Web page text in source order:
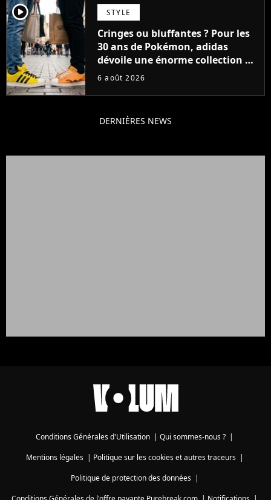
player2 STYLE
Cringes ou bluffantes ? Pour les
30 ans de Pokémon, adidas
dévoile une énorme collection de
sneakers et je ne sais pas quoi en
6 août 2026
DERNIÈRES NEWS
Conditions Générales d'Utilisation | Qui sommes-nous ? |
Mentions légales| Politique sur les cookies et autres traceurs|
Politique de protection des données|